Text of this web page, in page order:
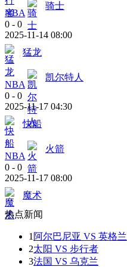
NBA
骑士
0 - 0
2025-11-14 08:00
猛龙
NBA
凯尔特人
0 - 0
2025-11-17 04:30
快船
NBA
火箭
0 - 0
2025-11-17 08:00
魔术
热点新闻
1 阿尔巴尼亚 VS 英格兰
2太阳 VS 步行者
3法国 VS 乌克兰